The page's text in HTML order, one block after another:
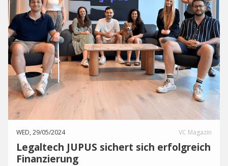
WED, 29/05/2024 VC Magazin
Legaltech JUPUS sichert sich erfolgreich
Finanzierung